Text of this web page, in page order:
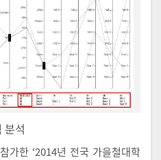
분석
가한 ‘2014년 전국 가을철대학